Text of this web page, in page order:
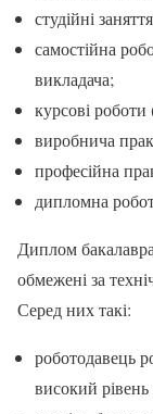
студійні
самостійна
викладача;
курсові
виробнича
професійна
дипломна
Диплом
обмежені за
Серед них такі:
роботодавець
високий рівень